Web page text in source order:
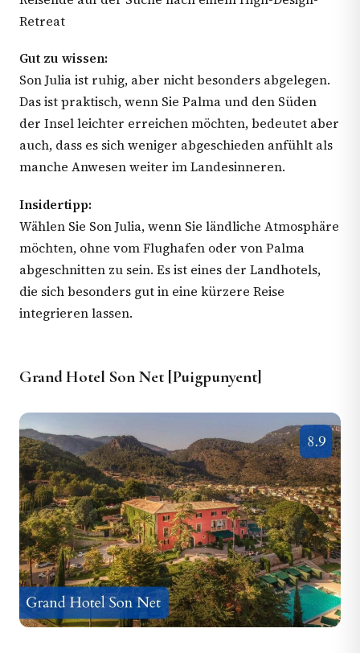
Retreat
Gut zu wissen:
Son Julia ist ruhig, aber nicht besonders abgelegen.
Das ist praktisch, wenn Sie Palma und den Süden
der Insel leichter erreichen möchten, bedeutet aber
auch, dass es sich weniger abgeschieden anfühlt als
manche Anwesen weiter im Landesinneren.
Insidertipp:
Wählen Sie Son Julia, wenn Sie ländliche Atmosphäre
möchten, ohne vom Flughafen oder von Palma
abgeschnitten zu sein. Es ist eines der Landhotels,
die sich besonders gut in eine kürzere Reise
integrieren lassen.
Grand Hotel Son Net [Puigpunyent]